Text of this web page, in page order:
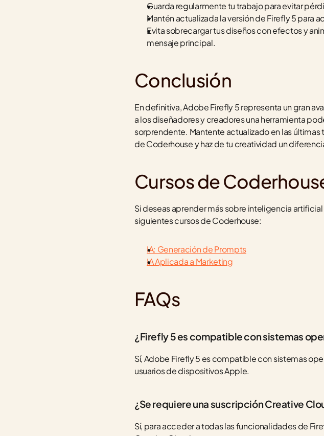
Guarda regularmente tu trabajo para evitar
Mantén actualizada la versión de Firefly 5 para
Evita sobrecargar tus diseños con efectos y
mensaje principal.
Conclusión
En definitiva, Adobe Firefly 5 representa un gran
a los diseñadores y creadores una herramienta
sorprendente. Mantente actualizado en las
de Coderhouse y haz de tu creatividad un
Cursos de
Si deseas aprender más sobre inteligencia
siguientes cursos de Coderhouse:
IA: Generación de Prompts
IA Aplicada a Marketing
FAQs
¿Firefly 5 es compatible con sistemas
Sí, Adobe Firefly 5 es compatible con sistemas
usuarios de dispositivos Apple.
¿Se requiere una suscripción Creative
Sí, para acceder a todas las funcionalidades de